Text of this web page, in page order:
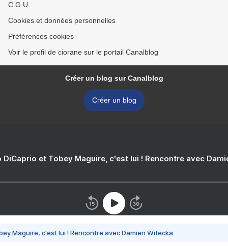
C.G.U.
Cookies et données personnelles
Préférences cookies
Voir le profil de ciorane sur le portail Canalblog
Créer un blog sur Canalblog
Créer un blog
DiCaprio et Tobey Maguire, c'est lui ! Rencontre avec
Maguire, c'est lui ! Rencontre avec Damien Witecka